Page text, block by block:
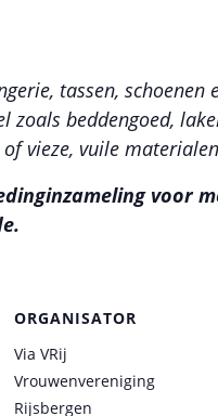
tassen, schoenen
beddengoed,
vieze, vuile
voor
ORGANISATOR
Via VRij
Vrouwenvereniging
Rijsbergen